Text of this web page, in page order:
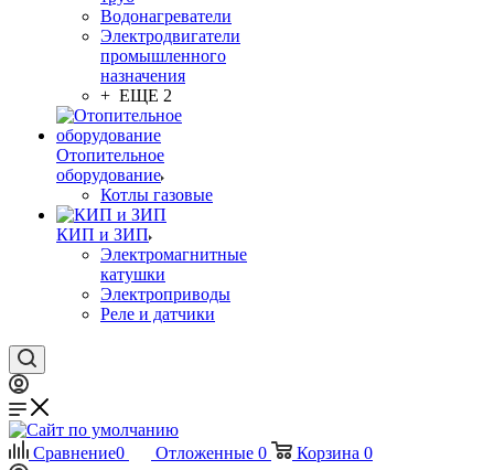
Водонагреватели
Электродвигатели
промышленного
назначения
+ ЕЩЕ 2
Отопительное
оборудование
Котлы газовые
КИП и ЗИП
Электромагнитные
катушки
Электроприводы
Реле и датчики
Сравнение0 Отложенные 0 Корзина 0